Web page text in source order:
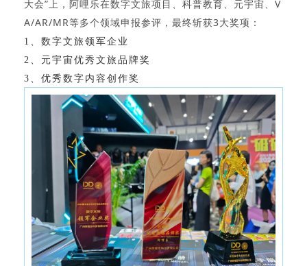
大会”上，阿哩乐在数字文旅项目、科普教育、元宇宙、V
A/AR/MR等多个领域申报参评，最终斩获3大奖项：
1、数字文旅领军企业
2、 元宇宙优秀文旅品牌奖
3、优秀数字内容创作奖